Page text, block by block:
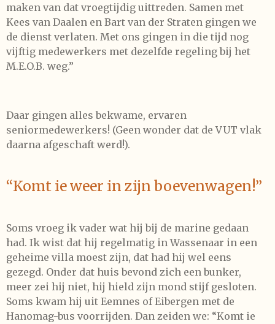
maken van dat vroegtijdig uittreden. Samen met
Kees van Daalen en Bart van der Straten gingen we
de dienst verlaten. Met ons gingen in die tijd nog
vijftig medewerkers met dezelfde regeling bij het
M.E.O.B. weg.”
Daar gingen alles bekwame, ervaren
seniormedewerkers! (Geen wonder dat de VUT vlak
daarna afgeschaft werd!).
“Komt ie weer in zijn boevenwagen!”
Soms vroeg ik vader wat hij bij de marine gedaan
had. Ik wist dat hij regelmatig in Wassenaar in een
geheime villa moest zijn, dat had hij wel eens
gezegd. Onder dat huis bevond zich een bunker,
meer zei hij niet, hij hield zijn mond stijf gesloten.
Soms kwam hij uit Eemnes of Eibergen met de
Hanomag-bus voorrijden. Dan zeiden we: “Komt ie